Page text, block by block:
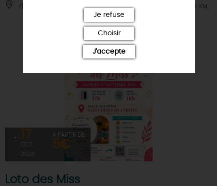
45450 - FAY-AUX-LOGES À 4 KM
17
OCT
2026
À PARTIR DE
5€
Loto des Miss
Je refuse
Choisir
J'accepte